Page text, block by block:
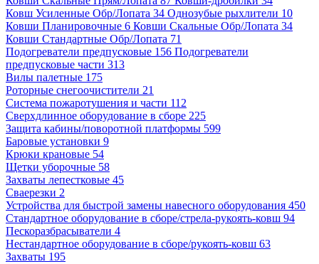
Ковш Усиленные Обр/Лопата 34 Однозубые рыхлители 10
Ковши Планировочные 6 Ковши Скальные Обр/Лопата 34
Ковши Стандартные Обр/Лопата 71
Подогреватели предпусковые 156 Подогреватели
предпусковые части 313
Вилы палетные 175
Роторные снегоочистители 21
Система пожаротушения и части 112
Сверхдлинное оборудование в сборе 225
Защита кабины/поворотной платформы 599
Баровые установки 9
Крюки крановые 54
Щетки уборочные 58
Захваты лепестковые 45
Сваерезки 2
Устройства для быстрой замены навесного оборудования 450
Стандартное оборудование в сборе/стрела-рукоять-ковш 94
Пескоразбрасыватели 4
Нестандартное оборудование в сборе/рукоять-ковш 63
Захваты 195